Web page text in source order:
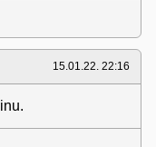
15.01.22. 22:16